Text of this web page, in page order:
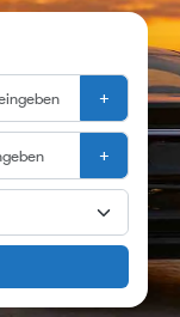
+
+